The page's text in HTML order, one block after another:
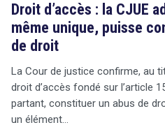
Droit d’accès : la CJUE
même unique, puisse
de droit
La Cour de justice confirme, au
droit d’accès fondé sur l’article
partant, constituer un abus de
un élément…